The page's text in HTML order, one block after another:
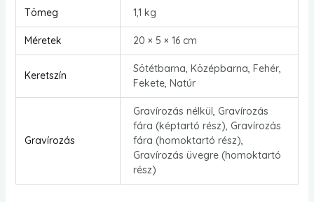
Tömeg 1,1 kg
Méretek 20 × 5 × 16 cm
Keretszín
Sötétbarna, Középbarna, Fehér,
Fekete, Natúr
Gravírozás
Gravírozás nélkül, Gravírozás
fára (képtartó rész), Gravírozás
fára (homoktartó rész),
Gravírozás üvegre (homoktartó
rész)